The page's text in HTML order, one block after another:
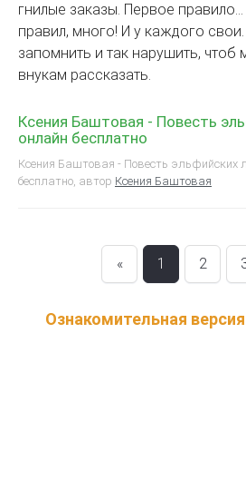
гнилые заказы. Первое
правил, много! И у каждого
запомнить и так нарушить,
внукам рассказать.
Ксения Баштовая - Повесть
онлайн бесплатно
Ксения Баштовая - Повесть эльфийских
бесплатно, автор Ксения Баштовая
« 1 2
Ознакомительная